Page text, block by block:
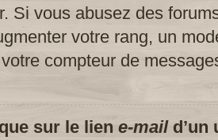
Si vous abusez des
votre rang, un
compteur de
sur le lien e-maild’un